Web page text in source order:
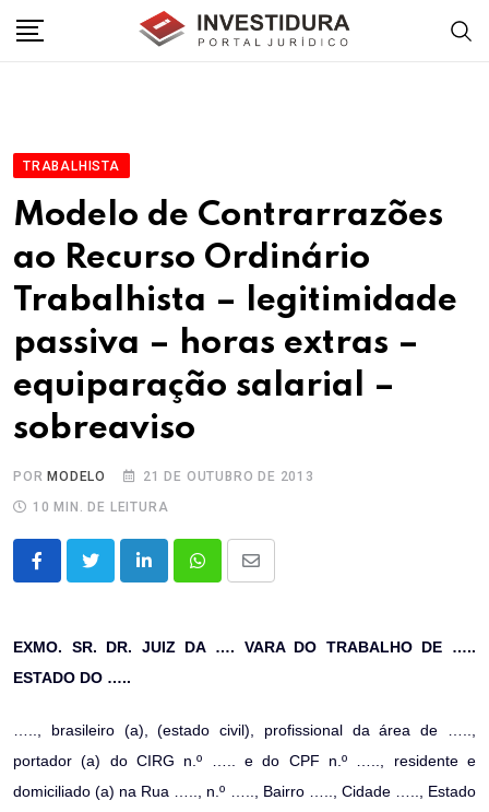
TRABALHISTA
Modelo de Contrarrazões
ao Recurso Ordinário
Trabalhista – legitimidade
passiva – horas extras –
equiparação salarial –
sobreaviso
POR MODELO
21 DE OUTUBRO DE 2013
10 MIN. DE LEITURA
LinkedInWhatsappShare
EXMO. SR. DR. JUIZ DA …. VARA DO TRABALHO DE …..
ESTADO DO …..
….., brasileiro (a), (estado civil), profissional da área de …..,
portador (a) do CIRG n.º ….. e do CPF n.º ….., residente e
domiciliado (a) na Rua ….., n.º ….., Bairro ….., Cidade ….., Estado